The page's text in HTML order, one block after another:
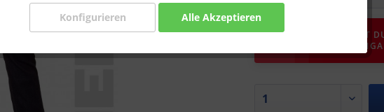
Konfigurieren Alle Akzeptieren
HIER FINDEST